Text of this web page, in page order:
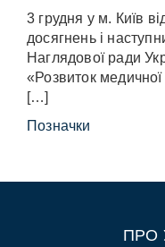
3 грудня у м. Київ
досягнень і
Наглядової ради
«Розвиток медичної
[…]
Позначки
ПРО